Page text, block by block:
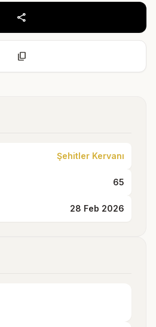
share
content_copy
Şehitler Kervanı
65
28 Feb 2026